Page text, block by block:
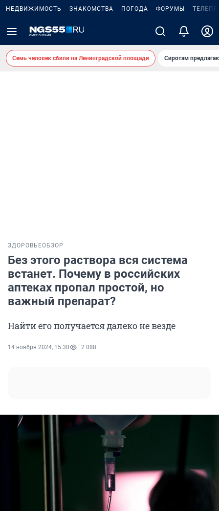
НЕДВИЖИМОСТЬ ЗНАКОМСТВА ПОГОДА ФОРУМЫ
Семь человек сбили на Ленинградской площади Сиротам
ЗДОРОВЬЕОБЗОР
Без этого раствора вся система
встанет. Почему в российских
аптеках пропал простой, но
важный препарат?
Найти его получается далеко не везде
14 ноября 2024, 15:30 2 088